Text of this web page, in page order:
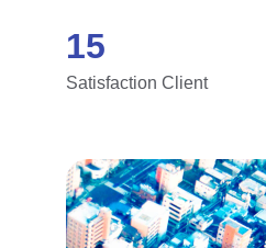
15
Satisfaction Client